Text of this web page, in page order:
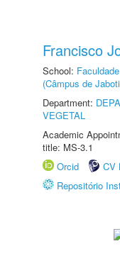
Francisco
School:
(Câmpus de
Department:
VEGETAL
Academic
title: MS-3.1
Orcid
CV
Repositório